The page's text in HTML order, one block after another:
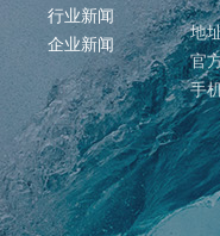
行业新闻
企业新闻
地
官
手